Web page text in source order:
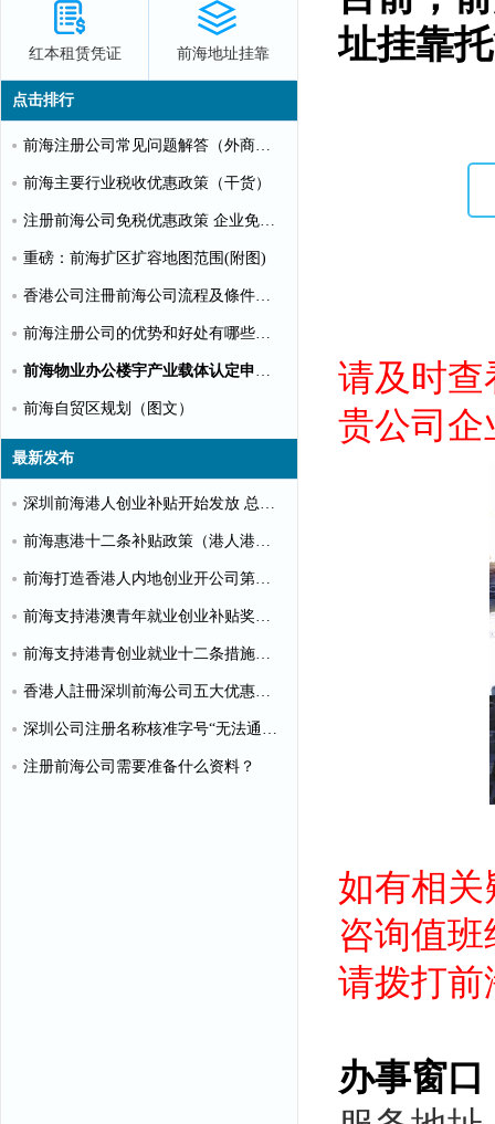
址挂靠
请及时查
贵公司企
如有相关
咨询值班
请拨打前
办事窗
红本租赁凭证 前海地址挂靠
点击排行
前海注册公司常见问题解答（外商投资）
前海主要行业税收优惠政策（干货）
注册前海公司免税优惠政策 企业免税10%个人可全免
重磅：前海扩区扩容地图范围(附图)
香港公司注冊前海公司流程及條件【圖文】
前海注册公司的优势和好处有哪些？（推荐）
前海物业办公楼宇产业载体认定申请指南（第一批）
前海自贸区规划（图文）
最新发布
深圳前海港人创业补贴开始发放 总额超千万
前海惠港十二条补贴政策（港人港企补贴政策）
前海打造香港人内地创业开公司第一站
前海支持港澳青年就业创业补贴奖励申请办理清单
前海支持港青创业就业十二条措施（惠港政策原文）
香港人註冊深圳前海公司五大优惠政策
深圳公司注册名称核准字号“无法通过”怎么办？
注册前海公司需要准备什么资料？